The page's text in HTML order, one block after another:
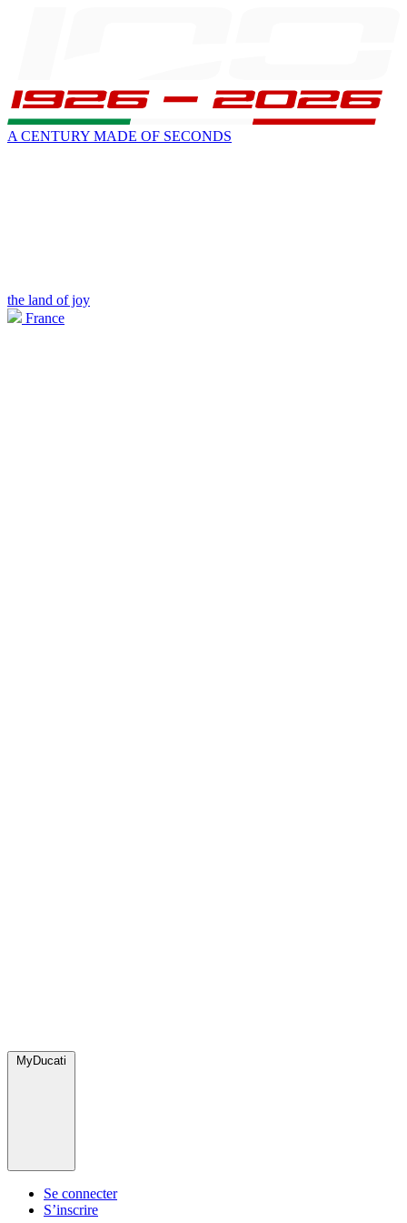
A CENTURY MADE OF SECONDS
the land of joy
France
MyDucati
Se connecter
S’inscrire